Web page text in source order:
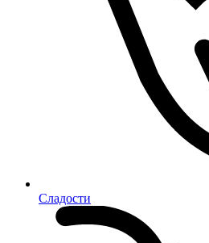
Сладости